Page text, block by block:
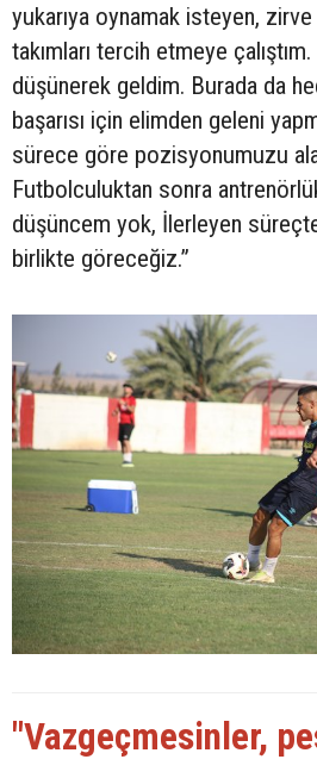
yukarıya oynamak isteyen, zirve
takımları tercih etmeye
düşünerek geldim. Burada da
başarısı için elimden geleni
sürece göre pozisyonumuzu
Futbolculuktan sonra
düşüncem yok, İlerleyen
birlikte göreceğiz.”
"Vazgeçmesinler,